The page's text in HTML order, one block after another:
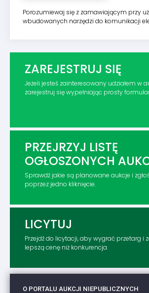
Porozumiewaj się z zamawiającym przy
wbudowanych narzędzi do komunikacji
ZAREJESTRUJ SIĘ
Jeżeli jesteś zainteresowany udziałem w
zarejestruj się wypełniając prosty
PRZEJRZYJ LISTĘ
OGŁOSZONYCH
Sprawdź jakie są planowane aukcje i
poprzez jedno kliknięcie.
LICYTUJ
Przejdź do licytacji, aby wygrać przetarg i
lepszą cenę niż konkurencja.
O PORTALU AUKCJI NIEPUBLICZNYCH